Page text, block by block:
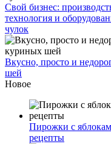
Свой бизнес:
технология и
чулок
Вкусно, просто и
шей
Новое
Пирожки с
рецепты